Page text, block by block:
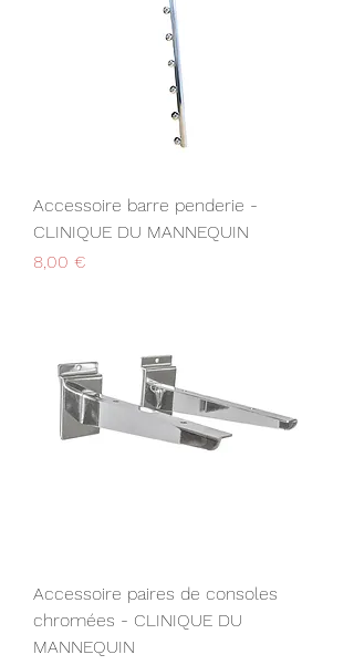
Accessoire barre penderie -
CLINIQUE DU MANNEQUIN
Prix
8,00 €
Accessoire paires de consoles
chromées - CLINIQUE DU
MANNEQUIN